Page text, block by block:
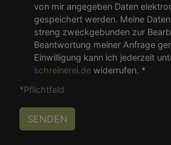
von mir angegeben Daten
gespeichert werden. Meine
streng zweckgebunden zur
Beantwortung meiner Anfrage
Einwilligung kann ich jederzeit
schreinerei.de widerrufen. *
*Pflichtfeld